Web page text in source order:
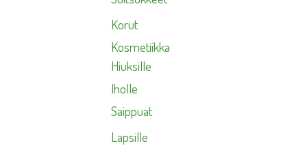
Korut
Kosmetiikka
Hiuksille
Iholle
Saippuat
Lapsille